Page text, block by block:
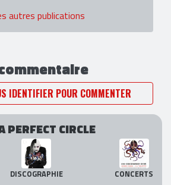
autres publications
IDENTIFIER POUR COMMENTER
PERFECT CIRCLE
DISCOGRAPHIE CONCERTS